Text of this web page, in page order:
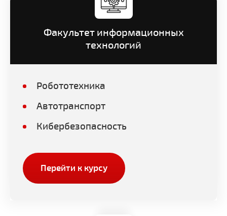
Факультет информационных
технологий
Робототехника
Автотранспорт
Кибербезопасность
Перейти к курсу